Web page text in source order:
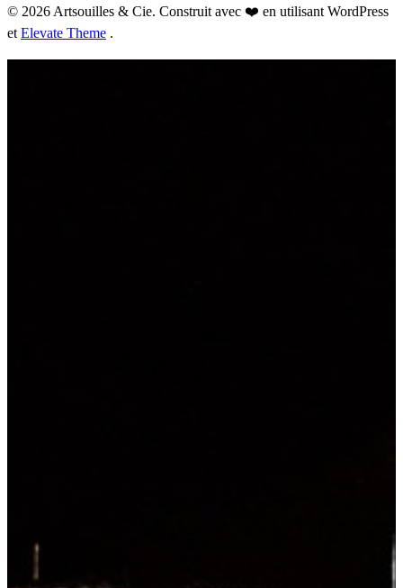
© 2026 Artsouilles & Cie. Construit avec ❤️ en utilisant WordPress
et Elevate Theme .